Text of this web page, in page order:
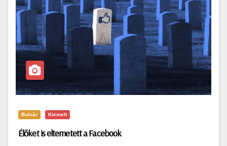
Bulvár Kiemelt
Élőket is eltemetett a Facebook